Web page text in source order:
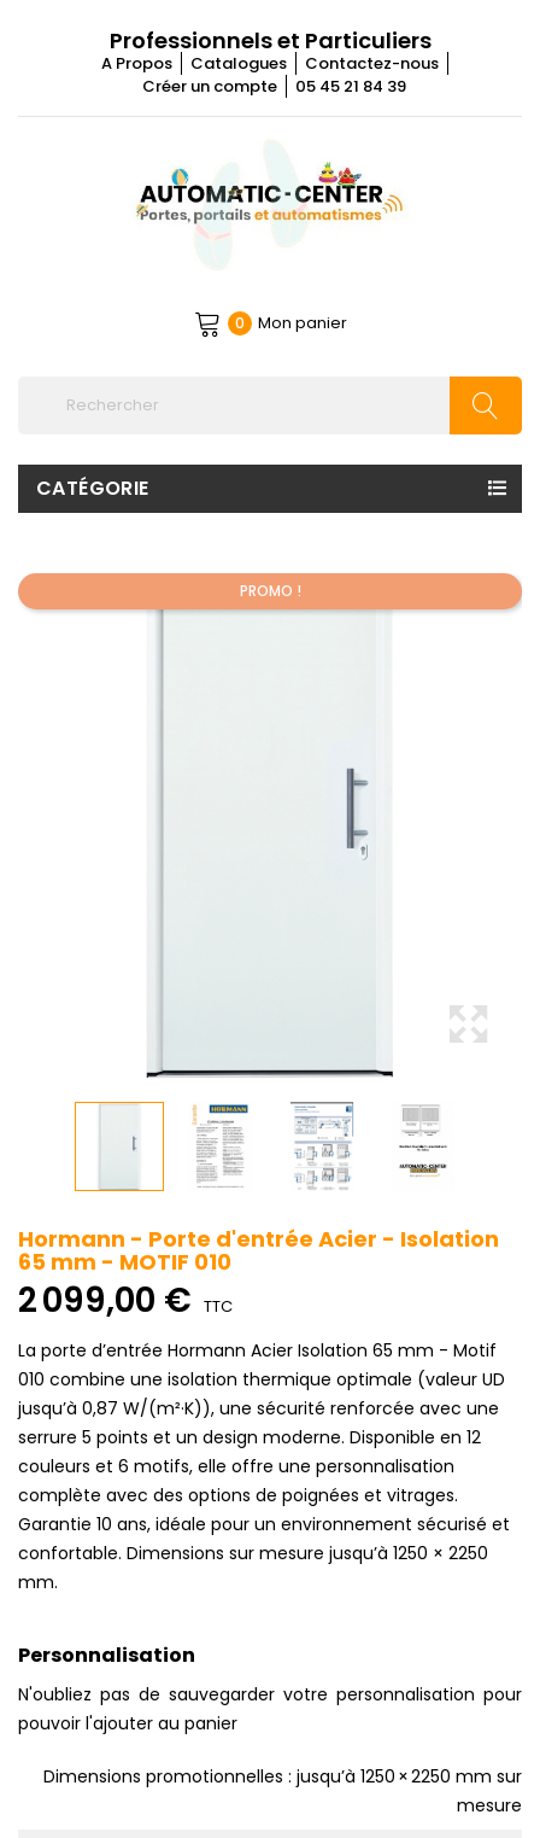
Professionnels et Particuliers
A Propos Catalogues
Contactez-nous
Créer un compte
05 45 21 84 39
0 Mon panier
CATÉGORIE
PROMO !
Promo !
Hormann - Porte d'entrée Acier - Isolation
65 mm - MOTIF 010
2 099,00 € TTC
La porte d’entrée Hormann Acier Isolation 65 mm - Motif
010 combine une isolation thermique optimale (valeur UD
jusqu’à 0,87 W/(m²·K)), une sécurité renforcée avec une
serrure 5 points et un design moderne. Disponible en 12
couleurs et 6 motifs, elle offre une personnalisation
complète avec des options de poignées et vitrages.
Garantie 10 ans, idéale pour un environnement sécurisé et
confortable. Dimensions sur mesure jusqu’à 1250 × 2250
mm.
Personnalisation
N'oubliez pas de sauvegarder votre personnalisation pour
pouvoir l'ajouter au panier
Dimensions promotionnelles : jusqu’à 1250 × 2250 mm sur
mesure